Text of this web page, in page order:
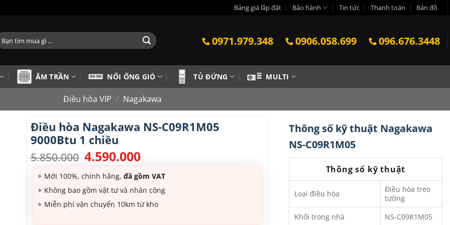
Bảng giá lắp đặt Bảo hành Tin tức Thanh toán Bản đồ
0971.979.348 0906.058.699 096.676.3448
ÂM TRẦN NỐI ỐNG GIÓ TỦ ĐỨNG MULTI
Điều hòa VIP / Nagakawa
Điều hòa Nagakawa NS-C09R1M05
9000Btu 1 chiều
5.850.000 Giá
gốc
là:
5.850.000.
4.590.000
tại
là:
4.590.000.
Mới 100%, chính hãng,đã gồm VAT
Không bao gồm vật tư và nhân công
Miễn phí vận chuyển 10km từ kho
Thông số kỹ thuật Nagakawa
NS-C09R1M05
Thông số kỹ thuật
Loại điều hòa
Điều hòa treo
tường
Khối trong nhà
NS-C09R1M05